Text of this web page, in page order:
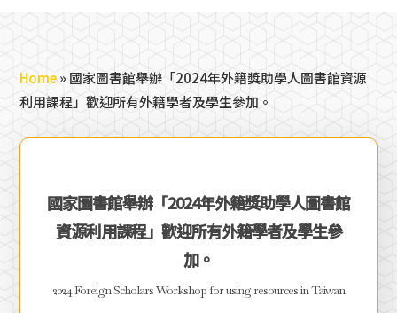
Home» 國家圖書館舉辦「2024年外籍獎助學人圖書館資源
利用課程」歡迎所有外籍學者及學生參加。
國家圖書館舉辦「2024年外籍獎助學人圖書館
資源利用課程」歡迎所有外籍學者及學生參
加。
2024 Foreign Scholars Workshop for using resources in Taiwan